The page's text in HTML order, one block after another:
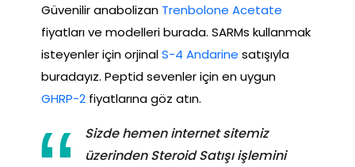
Güvenilir anabolizan Trenbolone Acetate
fiyatları ve modelleri burada. SARMs kullanmak
isteyenler için orjinalS-4 Andarine satışıyla
buradayız. Peptid sevenler için en uygun
GHRP-2 fiyatlarına göz atın.
Sizde hemen internet sitemiz
üzerinden Steroid Satışı işlemini